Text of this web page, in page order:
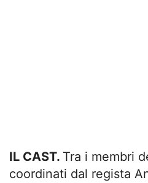
IL CAST. Tra i membri
coordinati dal regista